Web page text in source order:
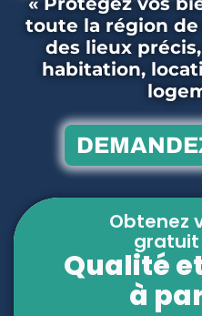
toute la région
des lieux
habitation,
Obtenez
gratuit
Qualité
à